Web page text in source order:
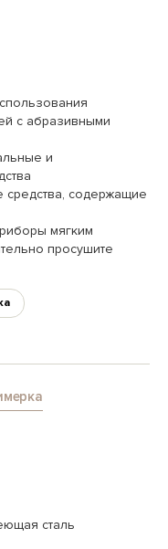
с абразивными
и
содержащие
мягким
просушите
сталь